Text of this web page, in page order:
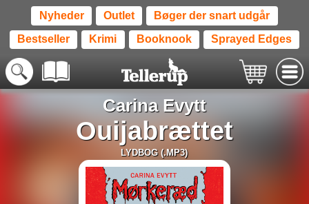
Nyheder Outlet Bøger der snart udgår
Bestseller Krimi Booknook Sprayed Edges
Carina Evytt
Ouijabrættet
LYDBOG (.MP3)